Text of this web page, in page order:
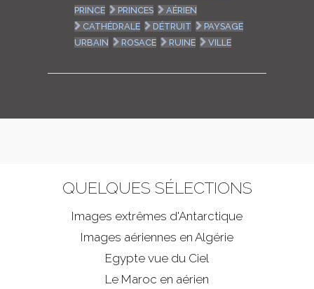
PRINCE
PRINCES
AÉRIEN
CATHÉDRALE
DÉTRUIT
PAYSAGE
URBAIN
ROSACE RUINE VILLE
QUELQUES SÉLECTIONS
Images extrêmes d'Antarctique
Images aériennes en Algérie
Egypte vue du Ciel
Le Maroc en aérien